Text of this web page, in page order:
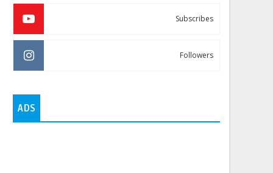
Subscribes
Followers
ADS